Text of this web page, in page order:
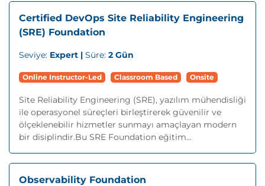
Certified DevOps Site Reliability Engineering
(SRE) Foundation
Seviye: Expert | Süre: 2 Gün
Online Instructor-Led Classroom Based Onsite
Site Reliability Engineering (SRE), yazılım mühendisliği
ile operasyonel süreçleri birleştirerek güvenilir ve
ölçeklenebilir hizmetler sunmayı amaçlayan modern
bir disiplindir.Bu SRE Foundation eğitim...
Observability Foundation